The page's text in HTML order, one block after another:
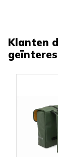
Klanten